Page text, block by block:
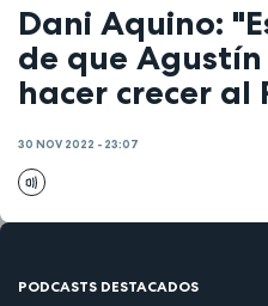
Dani Aquino:
de que
hacer crecer al
30 NOV 2022 - 23:07
PODCASTS DESTACADOS